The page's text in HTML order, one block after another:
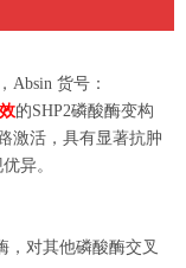
Absin 货号：
的SHP2磷酸酶变构
激活，具有显著抗肿
异。
，对其他磷酸酶交叉